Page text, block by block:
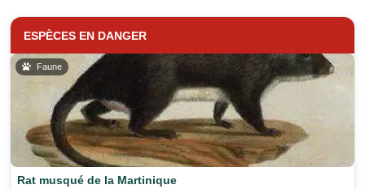
ESPÈCES EN DANGER
Faune
Rat musqué de la Martinique